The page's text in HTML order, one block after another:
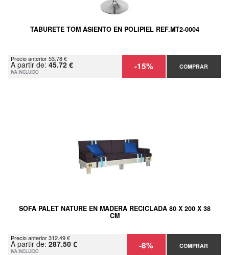
TABURETE TOM ASIENTO EN POLIPIEL REF.MT2-0004
Precio anterior 53.78 €
A partir de: 45.72 €
IVA INCLUIDO -15% COMPRAR
SOFA PALET NATURE EN MADERA RECICLADA 80 X 200 X 38
CM
Precio anterior 312.49 €
A partir de: 287.50 €
IVA INCLUIDO -8% COMPRAR